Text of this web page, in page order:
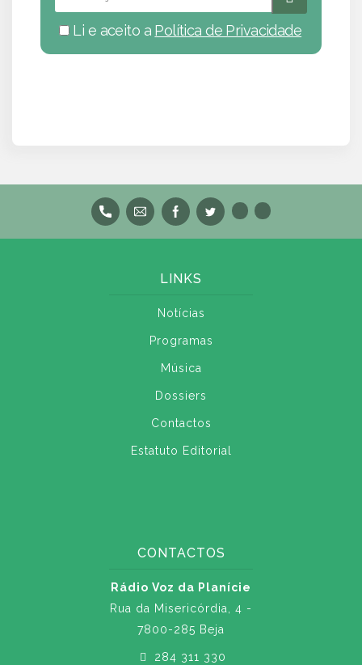
Li e aceito a Política de Privacidade
LINKS
Notícias
Programas
Música
Dossiers
Contactos
Estatuto Editorial
CONTACTOS
Rádio Voz da Planície
Rua da Misericórdia, 4 -
7800-285 Beja
284 311 330